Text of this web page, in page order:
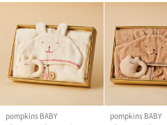
ジェラートピケオフィシャル
ギフトラッピングを施してお届け